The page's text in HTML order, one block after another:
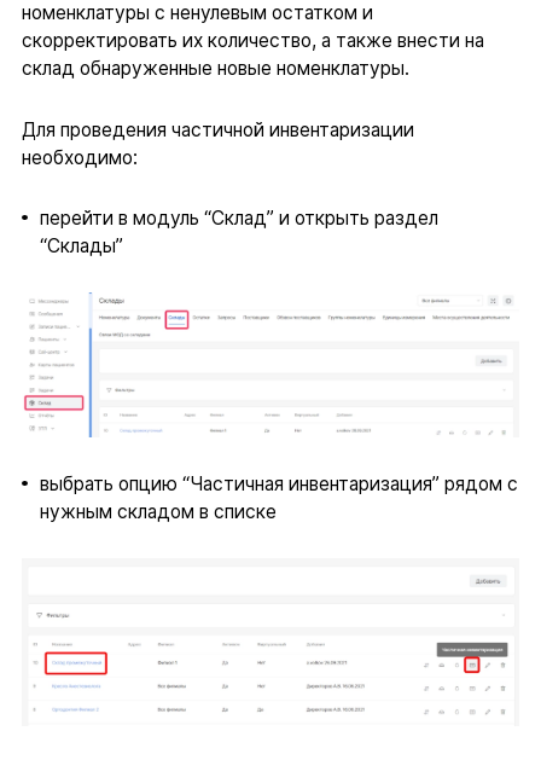
номенклатуры с ненулевым остатком и
скорректировать их количество, а также внести на
склад обнаруженные новые номенклатуры.
Для проведения частичной инвентаризации
необходимо:
перейти в модуль “Склад” и открыть раздел
“Склады”
выбрать опцию “Частичная инвентаризация” рядом с
нужным складом в списке